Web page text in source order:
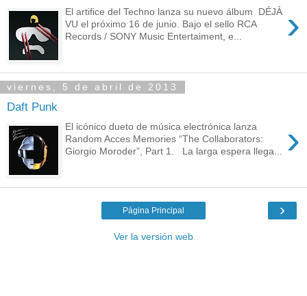
›
El artifice del Techno lanza su nuevo álbum DÉJÀ
VU el próximo 16 de junio. Bajo el sello RCA
Records / SONY Music Entertaiment, e...
viernes, 5 de abril de 2013
Daft Punk
›
El icónico dueto de música electrónica lanza
Random Acces Memories “The Collaborators:
Giorgio Moroder”, Part 1. La larga espera llega...
›
Página Principal
Ver la versión web